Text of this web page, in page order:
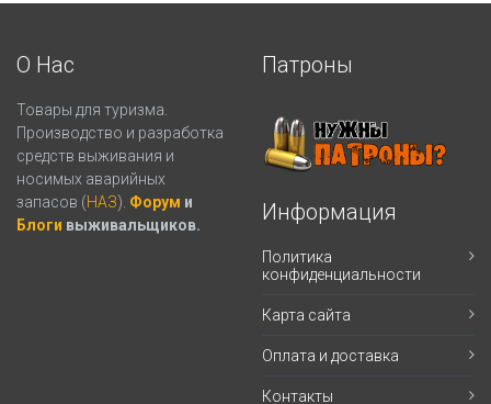
О Нас
Товары для туризма.
Производство и разработка
средств выживания и
носимых аварийных
запасов (НАЗ). Форум и
Блоги выживальщиков.
Патроны
Информация
Политика
конфиденциальности
Карта сайта
Оплата и доставка
Контакты